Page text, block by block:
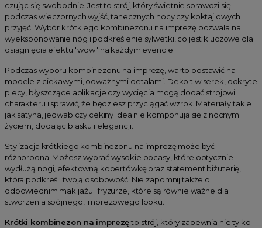
czując się swobodnie. Jest to strój, który świetnie sprawdzi się
podczas wieczornych wyjść, tanecznych nocy czy koktajlowych
przyjęć. Wybór krótkiego kombinezonu na imprezę pozwala na
wyeksponowanie nóg i podkreślenie sylwetki, co jest kluczowe dla
osiągnięcia efektu "wow" na każdym evencie.
Podczas wyboru kombinezonu na imprezę, warto postawić na
modele z ciekawymi, odważnymi detalami. Dekolt w serek, odkryte
plecy, błyszczące aplikacje czy wycięcia mogą dodać strojowi
charakteru i sprawić, że będziesz przyciągać wzrok. Materiały takie
jak satyna, jedwab czy cekiny idealnie komponują się z nocnym
życiem, dodając blasku i elegancji.
Stylizacja krótkiego kombinezonu na imprezę może być
różnorodna. Możesz wybrać wysokie obcasy, które optycznie
wydłużą nogi, efektowną kopertówkę oraz statement biżuterię,
która podkreśli twoją osobowość. Nie zapomnij także o
odpowiednim makijażu i fryzurze, które są równie ważne dla
stworzenia spójnego, imprezowego looku.
Krótki kombinezon na imprezęto strój, który zapewnia nie tylko